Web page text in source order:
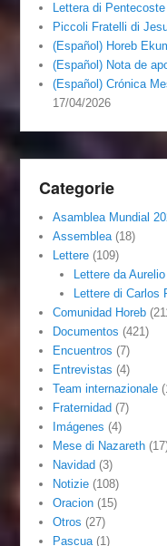
Lettera di
Piccoli Fratelli di
(Español) Horeb
(Español) Nota de
(Español) Crónica
17/04/2026
Categorie
Asamblea Mundial
Assemblea(18)
Lettere (109)
Lettere da Aurelio
Lettere di Carlos
Comunidad Horeb
Documentos (421)
Encuentros (7)
Entrevistas (4)
Team internazionale
Fraternidad (7)
Imágenes (4)
Mese di Nazareth
Navidad (3)
Notizie (108)
Oracion (15)
Otros (27)
Pascua(1)